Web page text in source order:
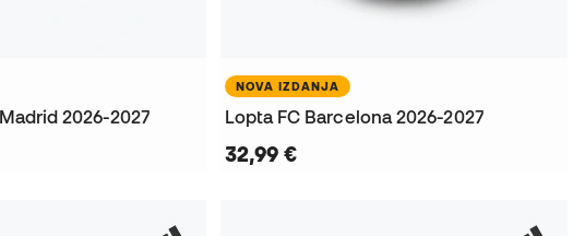
2026-2027
NOVA IZDANJA
Lopta FC Barcelona 2026-2027
32,99 €